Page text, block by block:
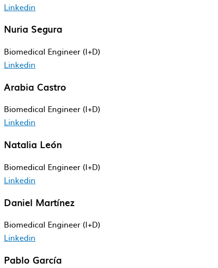
Linkedin
Nuria Segura
Biomedical Engineer (I+D)
Linkedin
Arabia Castro
Biomedical Engineer (I+D)
Linkedin
Natalia León
Biomedical Engineer (I+D)
Linkedin
Daniel Martínez
Biomedical Engineer (I+D)
Linkedin
Pablo García